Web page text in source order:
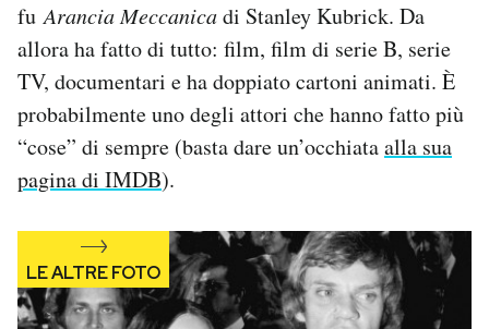
fuArancia Meccanicadi Stanley Kubrick. Da
allora ha fatto di tutto: film, film di serie B, serie
TV, documentari e ha doppiato cartoni animati. È
probabilmente uno degli attori che hanno fatto più
“cose” di sempre (basta dare un’occhiataalla sua
pagina di IMDB).